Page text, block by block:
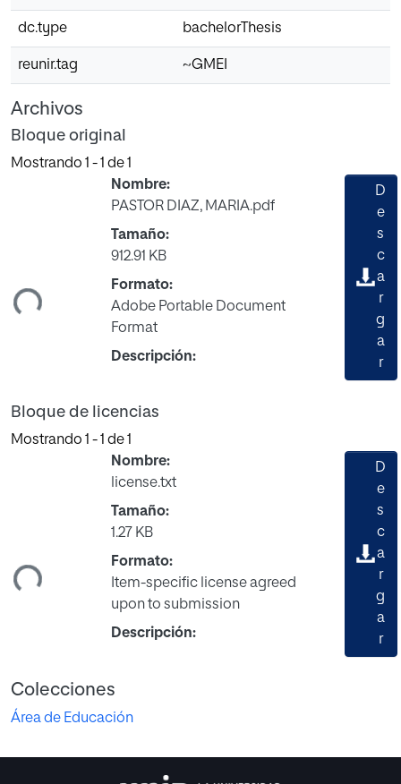
dc.type bachelorThesis
reunir.tag ~GMEI
Archivos
Bloque original
Mostrando 1 - 1 de 1
Nombre:
PASTOR DIAZ, MARIA.pdf
Tamaño:
912.91 KB
Formato:
Adobe Portable Document
Format
Descripción:
D
e
s
c
a
r
g
a
r
Bloque de licencias
Mostrando 1 - 1 de 1
Nombre:
license.txt
Tamaño:
1.27 KB
Formato:
Item-specific license agreed
upon to submission
Descripción:
D
e
s
c
a
r
g
a
r
Colecciones
Área de Educación